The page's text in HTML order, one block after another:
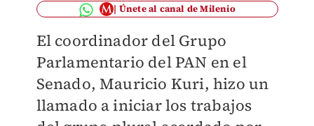
Únete al canal de Milenio
El coordinador del Grupo
Parlamentario del PAN en el
Senado, Mauricio Kuri, hizo un
llamado a iniciar los trabajos